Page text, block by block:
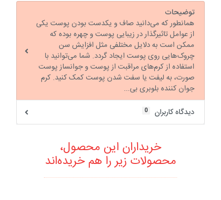
توضیحات
همانطور که می‌دانید صاف و یکدست بودن پوست یکی
از عوامل تاثیرگذار در زیبایی پوست و چهره بوده که
ممکن است به دلایل مختلفی مثل افزایش سن
چروک‌هایی روی پوست ایجاد گردد. شما می‌توانید با
استفاده از کرم‌های مراقبت از پوست و جوانساز پوست
صورت، به لیفت یا سفت شدن پوست کمک کنید. کرم
جوان کننده بلوبری بی...
دیدگاه کاربران
0
خریداران این محصول،
محصولات زیر را هم خریده‌اند